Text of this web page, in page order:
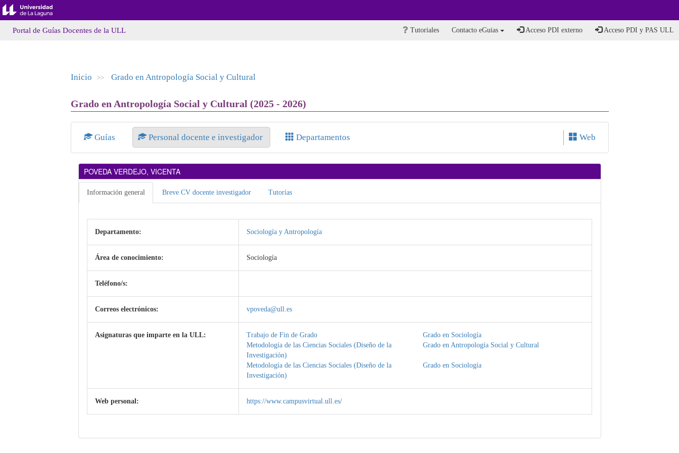
Portal de Guías Docentes de la ULL Tutoriales Contacto eGuias Acceso PDI externo Acceso PDI y PAS ULL
Inicio >> Grado en Antropología Social y Cultural
Grado en Antropología Social y Cultural (2025 - 2026)
Guías Personal docente e investigador Departamentos Web
POVEDA VERDEJO, VICENTA
Información general Breve CV docente investigador Tutorías
Departamento: Sociología y Antropología
Área de conocimiento: Sociología
Teléfono/s:
Correos electrónicos: vpoveda@ull.es
Asignaturas que imparte en la ULL: Trabajo de Fin de Grado
Grado en Sociología
Metodología de las Ciencias Sociales (Diseño de la
Investigación)
Grado en Antropología Social y Cultural
Metodología de las Ciencias Sociales (Diseño de la
Investigación)
Grado en Sociología
Web personal: https://www.campusvirtual.ull.es/